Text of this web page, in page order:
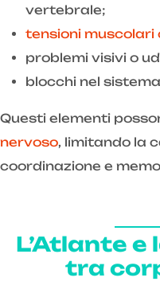
vertebrale;
tensioni muscolari
problemi visivi o
blocchi nel
Questi elementi
nervoso, limitando la
coordinazione e
L’Atlante
tra